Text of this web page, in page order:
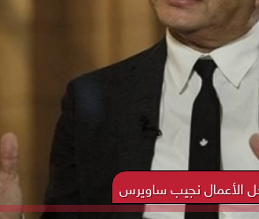
الأعمال نجيب ساويرس